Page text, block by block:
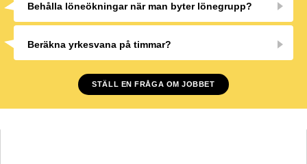
Behålla löneökningar när man byter lönegrupp?
Beräkna yrkesvana på timmar?
STÄLL EN FRÅGA OM JOBBET